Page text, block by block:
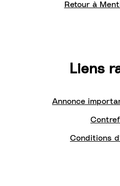
Retour à
Liens
Annonce
Conditions